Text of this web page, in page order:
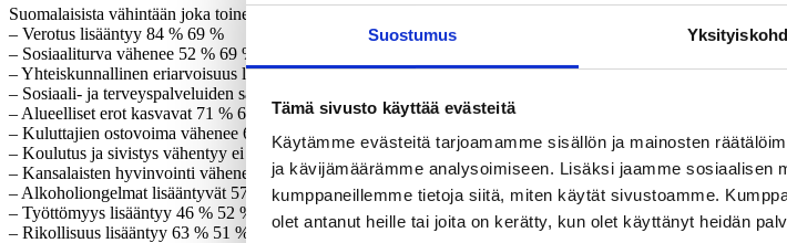
Suostumus
Tämä sivusto käyttää evästeitä
Käytämme evästeitä tarjoamamme sisällön ja mainosten
ja kävijämäärämme analysoimiseen. Lisäksi jaamme sosiaalisen
kumppaneillemme tietoja siitä, miten käytät sivustoamme.
olet antanut heille tai joita on kerätty, kun olet käyttänyt heidän
Suomalaisista vähintään joka toinen uskoo, että seuraavan neljän vuoden aikana tapahtuu seuraavia asioita:
– Verotus lisääntyy 84 % 69 %
– Sosiaaliturva vähenee 52 % 69 %
– Yhteiskunnallinen eriarvoisuus lisääntyy 70 % 68 %
– Sosiaali- ja terveyspalveluiden saatavuus vähenee 62 % 65 %
– Alueelliset erot kasvavat 71 % 61 %
– Kuluttajien ostovoima vähenee 65 % 59 %
– Koulutus ja sivistys vähentyy ei kys. 57 %
– Kansalaisten hyvinvointi vähenee 56 % 56 %
– Alkoholiongelmat lisääntyvät 57 % 52 %
– Työttömyys lisääntyy 46 % 52 %
– Rikollisuus lisääntyy 63 % 51 %